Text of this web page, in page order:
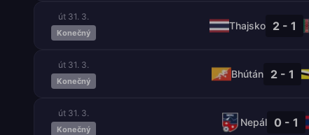
út 31. 3.
Konečný
Thajsko 2 - 1
út 31. 3.
Konečný
Bhútán 2 - 1
út 31. 3.
Konečný
Nepál 0 - 1